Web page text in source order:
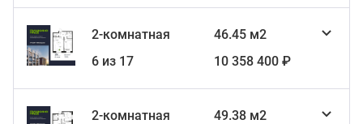
2-комнатная
46.45 м2
6 из 17
10 358 400 ₽
2-комнатная
49.38 м2